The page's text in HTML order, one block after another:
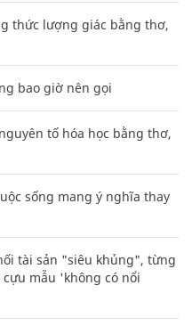
thức lượng giác bằng thơ,
bao giờ nên gọi
tố hóa học bằng thơ,
sống mang ý nghĩa thay
tài sản "siêu khủng", từng
mẫu 'không có nổi